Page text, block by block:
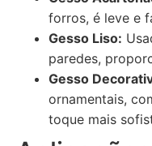
forros, é leve e
Gesso Liso:
paredes,
Gesso
ornamentais,
toque mais